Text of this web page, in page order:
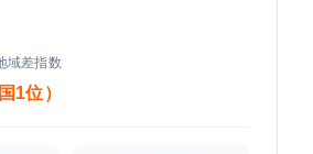
域差指数
1位）